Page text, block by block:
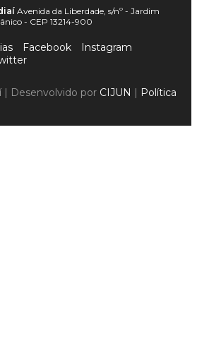
Avenida da Liberdade, s/nº - Jardim
- CEP 13214-900
Facebook
Instagram
| Desenvolvido por CIJUN | Política